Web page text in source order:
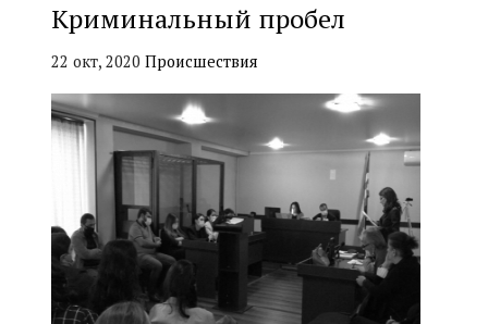
Криминальный пробел
22 окт, 2020 Происшествия